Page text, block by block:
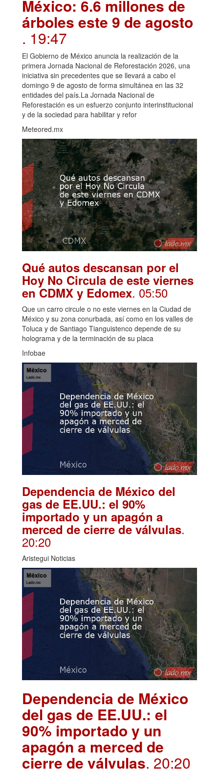
México: 6.6 millones de
árboles este 9 de agosto
. 19:47
El Gobierno de México anuncia la realización de la
primera Jornada Nacional de Reforestación 2026, una
iniciativa sin precedentes que se llevará a cabo el
domingo 9 de agosto de forma simultánea en las 32
entidades del país.La Jornada Nacional de
Reforestación es un esfuerzo conjunto interinstitucional
y de la sociedad para habilitar y refor
Meteored.mx
Qué autos descansan por el
Hoy No Circula de este viernes
en CDMX y Edomex. 05:50
Que un carro circule o no este viernes en la Ciudad de
México y su zona conurbada, así como en los valles de
Toluca y de Santiago Tianguistenco depende de su
holograma y de la terminación de su placa
Infobae
Dependencia de México del
gas de EE.UU.: el 90%
importado y un apagón a
merced de cierre de válvulas.
20:20
Aristegui Noticias
Dependencia de México
del gas de EE.UU.: el
90% importado y un
apagón a merced de
cierre de válvulas. 20:20